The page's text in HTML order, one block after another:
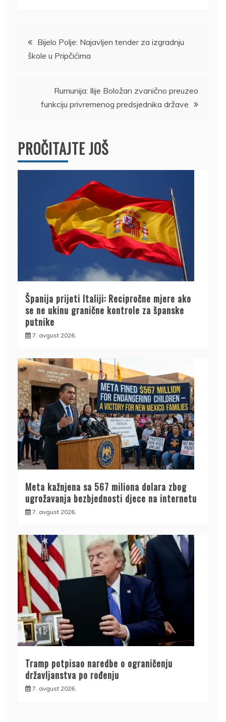
Kretanje
članka
Bijelo Polje: Najavljen tender za izgradnju
škole u Pripčićima
Rumunija: Ilije Boložan zvanično preuzeo
funkciju privremenog predsjednika države
PROČITAJTE JOŠ
Španija prijeti Italiji: Recipročne mjere ako
se ne ukinu granične kontrole za španske
putnike
7. avgust 2026.
Meta kažnjena sa 567 miliona dolara zbog
ugrožavanja bezbjednosti djece na internetu
7. avgust 2026.
Tramp potpisao naredbe o ograničenju
državljanstva po rođenju
7. avgust 2026.